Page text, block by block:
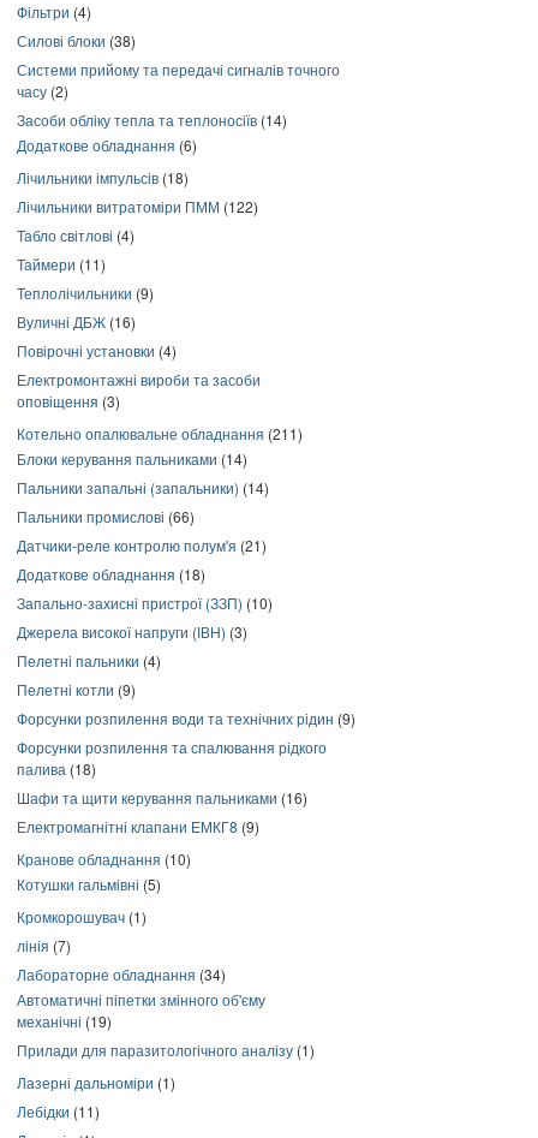
Фільтри (4)
Силові блоки (38)
Системи прийому та передачі сигналів точного
часу (2)
Засоби обліку тепла та теплоносіїв (14)
Додаткове обладнання (6)
Лічильники імпульсів (18)
Лічильники витратоміри ПММ (122)
Табло світлові (4)
Таймери (11)
Теплолічильники (9)
Вуличні ДБЖ (16)
Повірочні установки (4)
Електромонтажні вироби та засоби
оповіщення (3)
Котельно опалювальне обладнання (211)
Блоки керування пальниками (14)
Пальники запальні (запальники) (14)
Пальники промислові (66)
Датчики-реле контролю полум'я (21)
Додаткове обладнання (18)
Запально-захисні пристрої (ЗЗП) (10)
Джерела високої напруги (ІВН) (3)
Пелетні пальники (4)
Пелетні котли (9)
Форсунки розпилення води та технічних рідин (9)
Форсунки розпилення та спалювання рідкого
палива (18)
Шафи та щити керування пальниками (16)
Електромагнітні клапани ЕМКГ8 (9)
Кранове обладнання (10)
Котушки гальмівні (5)
Кромкорошувач (1)
лінія (7)
Лабораторне обладнання (34)
Автоматичні піпетки змінного об'єму
механічні (19)
Прилади для паразитологічного аналізу (1)
Лазерні дальноміри (1)
Лебідки (11)